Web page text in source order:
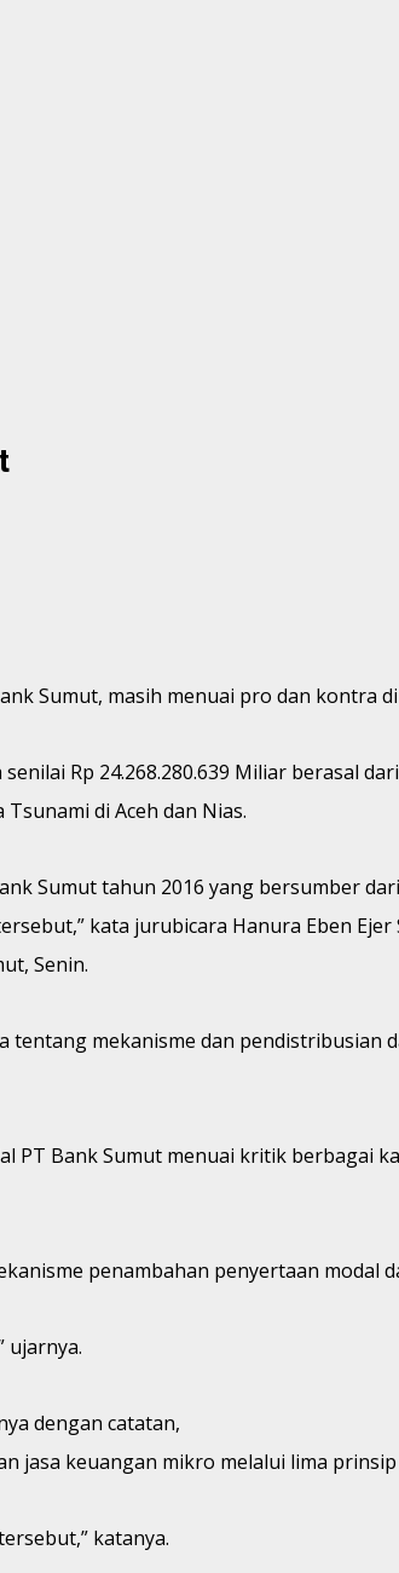
Sumut, masih menuai pro dan kontra
Rp 24.268.280.639 Miliar berasal
di Aceh dan Nias.
Sumut tahun 2016 yang bersumber
kata jurubicara Hanura Eben
Senin.
mekanisme dan pendistribusian
PT Bank Sumut menuai kritik berbagai
penambahan penyertaan modal
ujarnya.
dengan catatan,
jasa keuangan mikro melalui lima
katanya.